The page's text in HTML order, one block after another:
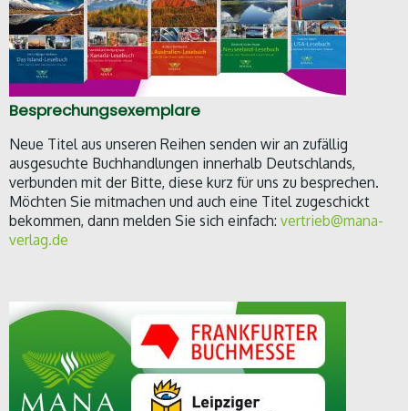
Besprechungsexemplare
Neue Titel aus unseren Reihen senden wir an zufällig
ausgesuchte Buchhandlungen innerhalb Deutschlands,
verbunden mit der Bitte, diese kurz für uns zu besprechen.
Möchten Sie mitmachen und auch eine Titel zugeschickt
bekommen, dann melden Sie sich einfach: vertrieb@mana-
verlag.de